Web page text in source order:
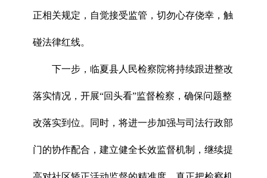
正相关规定，自觉接受监管，切勿心存侥幸，触
碰法律红线。
下一步，临夏县人民检察院将持续跟进整改
落实情况，开展“回头看”监督检察，确保问题整
改落实到位。同时，将进一步加强与司法行政部
门的协作配合，建立健全长效监督机制，继续提